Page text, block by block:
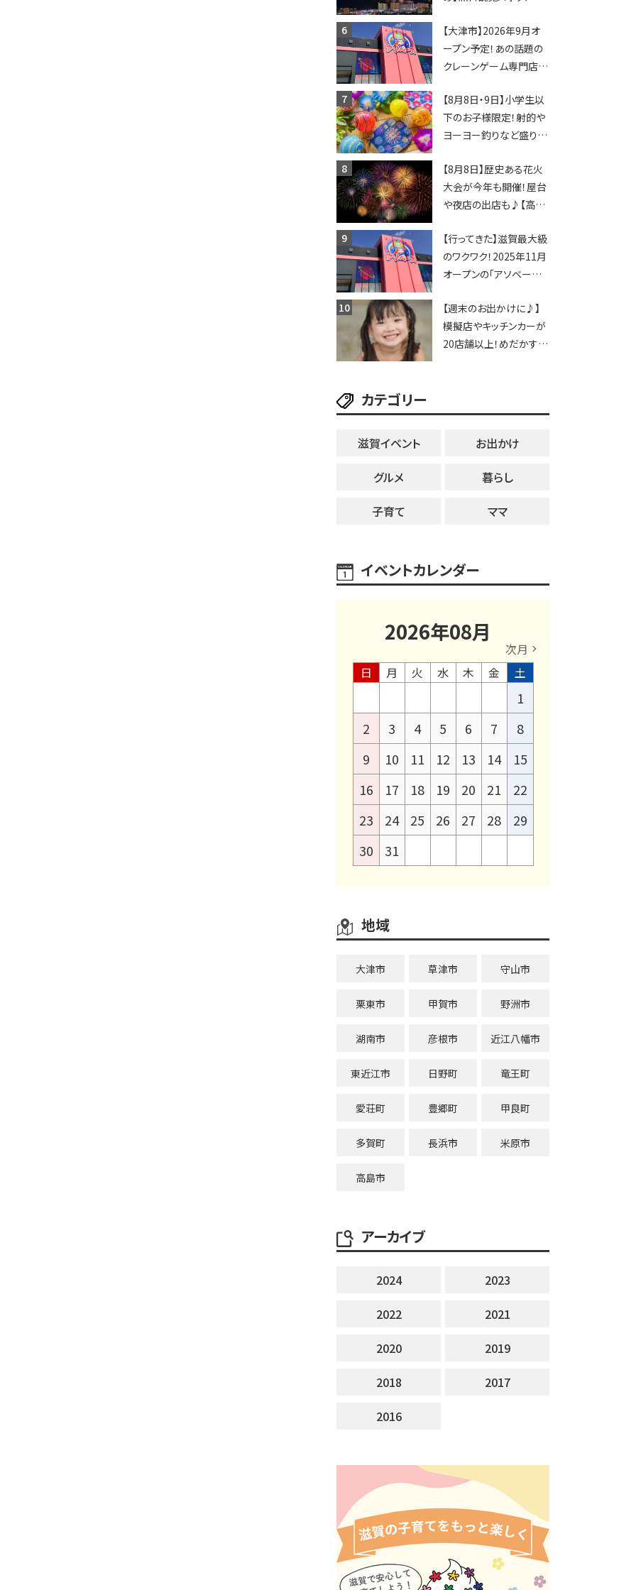
ップ・交通規制に近隣施
設の駐車場情報なども
要チェック★
【大津市】2026年9月オ
ープン予定！あの話題の
クレーンゲーム専門店
ってくる！豊郷店に続く滋
賀2店舗目★
【8月8日・9日】小学生以
下のお子様限定！射的や
ヨーヨー釣りなど盛りだ
ちびっこ縁日開催♪【モリ
ーブ】
【8月8日】歴史ある花火
大会が今年も開催！屋台
や夜店の出店も♪【高宮
【行ってきた】滋賀最大級
のワクワク！2025年11月
オープンの「アソベース
レーンゲームで青果や日
用品までゲットできる新
スポット！
【週末のお出かけに♪】
模擬店やキッチンカーが
20店舗以上！めだかすく
祭り】
カテゴリー
滋賀イベント
お出かけ
グルメ
暮らし
子育て
ママ
イベントカレンダー
2026年08月
次月
日
月 火 水 木 金 土
1
2
3 4 5 6 7
8
9
10 11 12 13 14
15
16
17 18 19 20 21
22
23
24 25 26 27 28
29
30
31
地域
大津市 草津市 守山市
栗東市 甲賀市 野洲市
湖南市 彦根市 近江八幡市
東近江市 日野町 竜王町
愛荘町 豊郷町 甲良町
多賀町 長浜市 米原市
高島市
アーカイブ
2024
2023
2022
2021
2020
2019
2018
2017
2016